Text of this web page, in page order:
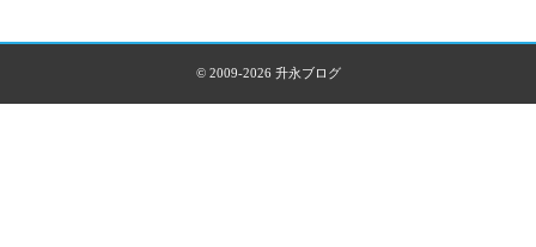
© 2009-2026 升永ブログ